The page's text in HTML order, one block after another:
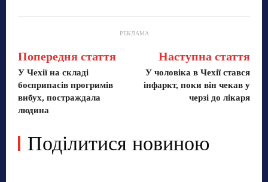
РЕКЛАМА
Попередня стаття
У Чехії на складі
боєприпасів прогримів
вибух, постраждала
людина
Наступна стаття
У чоловіка в Чехії стався
інфаркт, поки він чекав у
черзі до лікаря
Поділитися новиною